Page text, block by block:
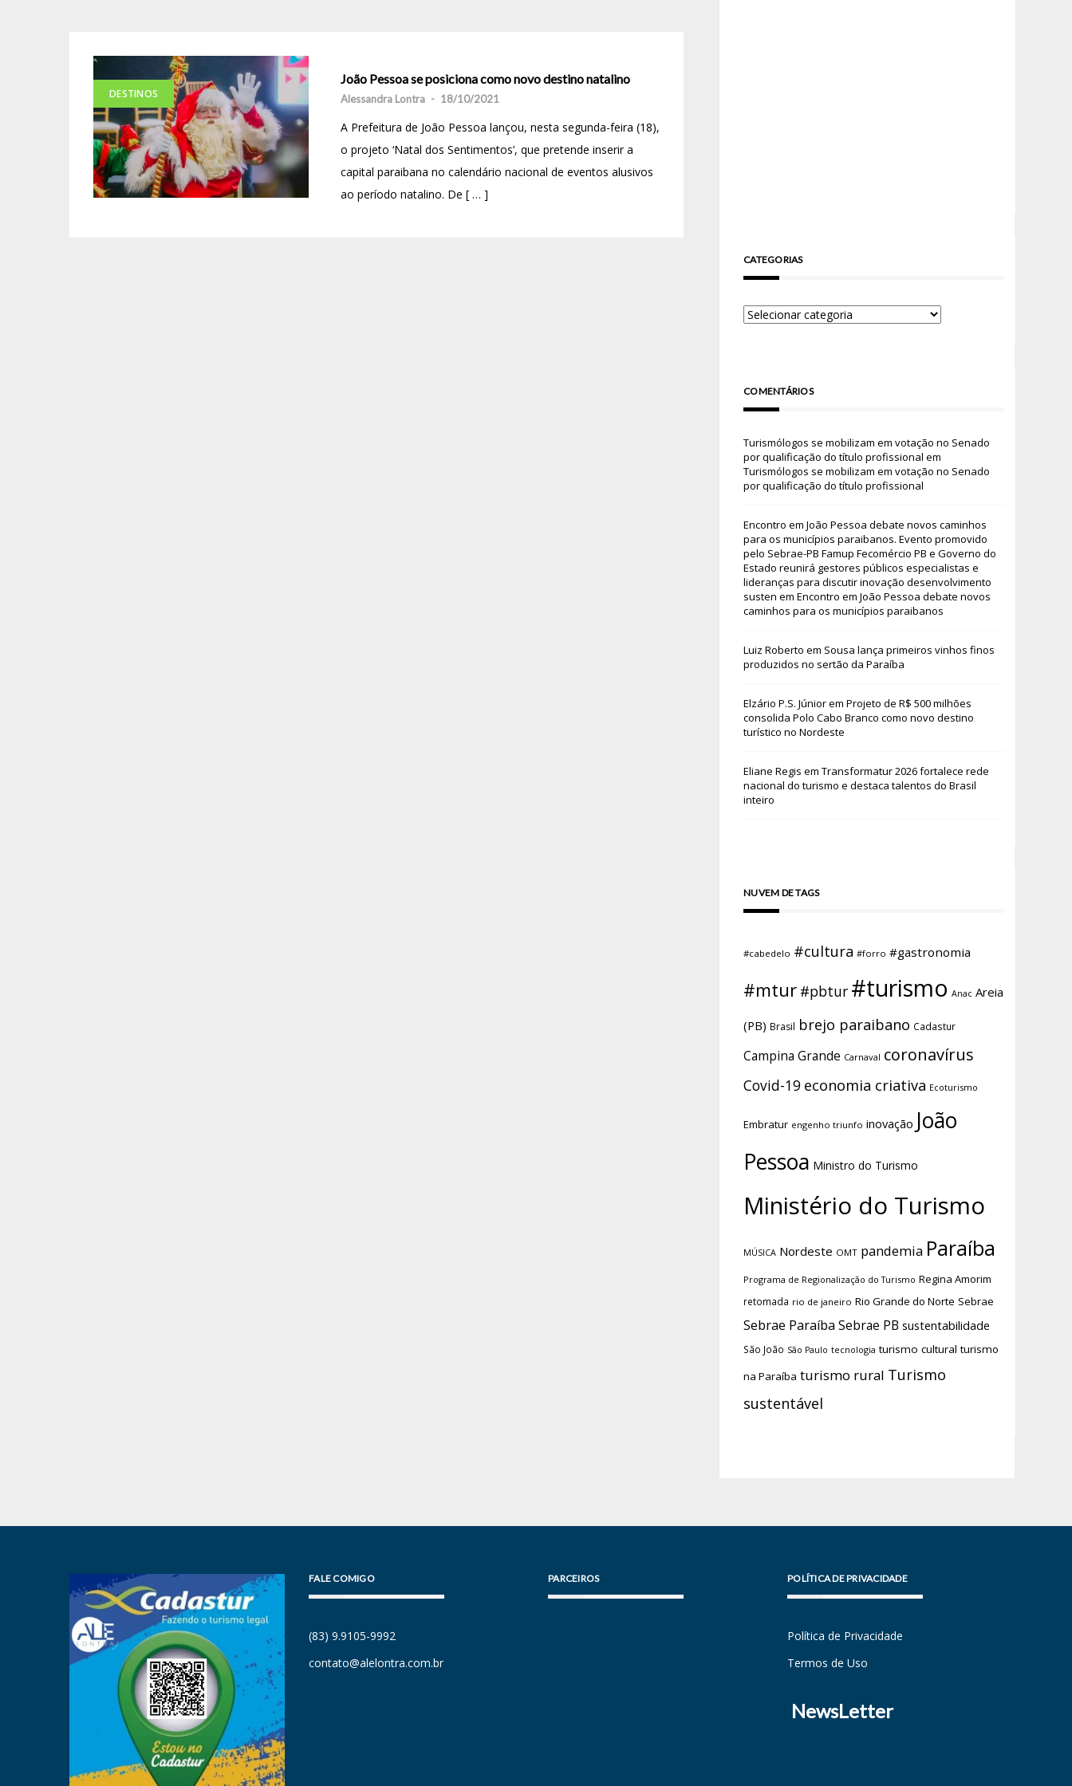
DESTINOS
João Pessoa se posiciona como novo destino natalino
Alessandra Lontra - 18/10/2021
A Prefeitura de João Pessoa lançou, nesta segunda-feira (18),
o projeto ‘Natal dos Sentimentos’, que pretende inserir a
capital paraibana no calendário nacional de eventos alusivos
ao período natalino. De [ … ]
CATEGORIAS
COMENTÁRIOS
Turismólogos se mobilizam em votação no Senado
por qualificação do título profissional em
Turismólogos se mobilizam em votação no Senado
por qualificação do título profissional
Encontro em João Pessoa debate novos caminhos
para os municípios paraibanos. Evento promovido
pelo Sebrae-PB Famup Fecomércio PB e Governo do
Estado reunirá gestores públicos especialistas e
lideranças para discutir inovação desenvolvimento
susten em Encontro em João Pessoa debate novos
caminhos para os municípios paraibanos
Luiz Roberto em Sousa lança primeiros vinhos finos
produzidos no sertão da Paraíba
Elzário P.S. Júniorem Projeto de R$ 500 milhões
consolida Polo Cabo Branco como novo destino
turístico no Nordeste
Eliane Regis em Transformatur 2026 fortalece rede
nacional do turismo e destaca talentos do Brasil
inteiro
NUVEM DE TAGS
#cabedelo #cultura #forro #gastronomia
#mtur #pbtur #turismo Anac Areia
(PB) Brasil brejo paraibano Cadastur
Campina Grande Carnaval coronavírus
Covid-19 economia criativa Ecoturismo
Embratur engenho triunfo inovação João
Pessoa Ministro do Turismo
Ministério do Turismo
MÚSICA Nordeste OMT pandemia Paraíba
Programa de Regionalização do Turismo Regina Amorim
retomada rio de janeiro Rio Grande do Norte Sebrae
Sebrae Paraíba Sebrae PB sustentabilidade
São João São Paulo tecnologia turismo cultural turismo
na Paraíba turismo rural Turismo
sustentável
FALE COMIGO
(83) 9.9105-9992
contato@alelontra.com.br
PARCEIROS POLÍTICA DE PRIVACIDADE
Política de Privacidade
Termos de Uso
NewsLetter